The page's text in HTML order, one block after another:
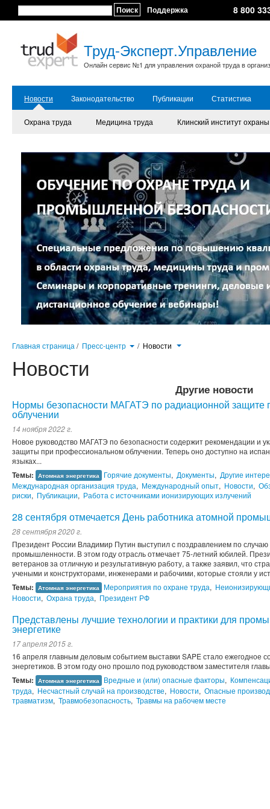
Поиск Поддержка 8 800
Труд-Эксперт.Управление
Онлайн сервис №1 для управления охраной труда в
Новости Законодательство Публикации Статистика
Охрана труда Медицина труда Клинский институт
Главная страница / Пресс-центр / Новости
Новости
Другие новости
Нормы безопасности МАГАТЭ по радиационной защите
облучении
14 ноября 2022 г.
Новое руководство МАГАТЭ по безопасности содержит рекомендации и
защиты при профессиональном облучении. Теперь оно доступно на
языках...
Темы: Атомная энергетика Горячие документы, Документы, Другие
Международная организация труда, Международный опыт, Новости,
риски, Публикации, Работа с источниками ионизирующих излучений
28 сентября отмечается День работника атомной
28 сентября 2020 г.
Президент России Владимир Путин выступил с поздравлением по
промышленности. В этом году отрасль отмечает 75-летний юбилей.
ветеранов за отличную и результативную работу, а также заявил, что
учеными и конструкторами, инженерами и рабочими, которые стояли у
Темы: Атомная энергетика Мероприятия по охране труда,
Новости, Охрана труда, Президент РФ
Представлены лучшие технологии и практики для
энергетике
17 апреля 2015 г.
16 апреля главным деловым событием выставки SAPE стало ежегодное
энергетиков. В этом году оно прошло под руководством заместителя
Темы: Атомная энергетика Вредные и (или) опасные факторы,
труда, Несчастный случай на производстве, Новости, Опасные
травматизм, Травмобезопасность, Травмы на рабочем месте